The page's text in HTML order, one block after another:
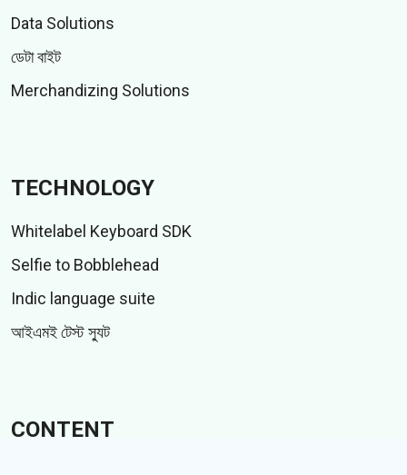
Data Solutions
ডেটা বাইট
Merchandizing Solutions
TECHNOLOGY
Whitelabel Keyboard SDK
Selfie to Bobblehead
Indic language suite
আইএমই টেস্ট স্যুট
CONTENT